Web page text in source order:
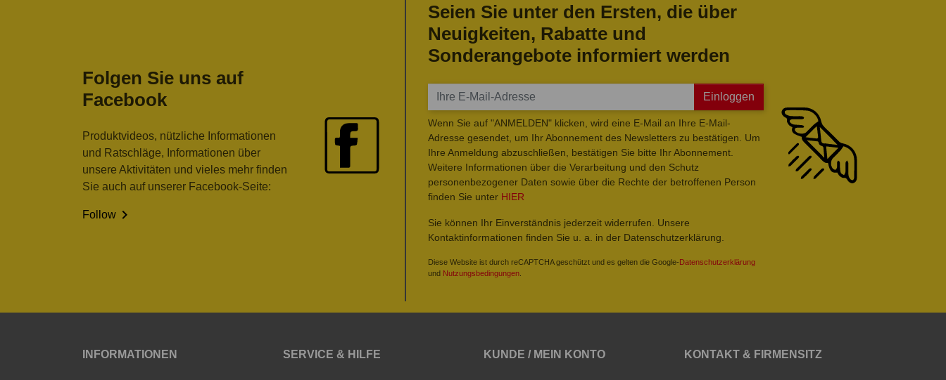
Folgen Sie uns auf
Facebook
Produktvideos, nützliche Informationen
und Ratschläge, Informationen über
unsere Aktivitäten und vieles mehr finden
Sie auch auf unserer Facebook-Seite:
Follow 
Seien Sie unter den Ersten, die über
Neuigkeiten, Rabatte und
Sonderangebote informiert werden
Einloggen
Wenn Sie auf "ANMELDEN" klicken, wird eine E-Mail an Ihre E-Mail-
Adresse gesendet, um Ihr Abonnement des Newsletters zu bestätigen. Um
Ihre Anmeldung abzuschließen, bestätigen Sie bitte Ihr Abonnement.
Weitere Informationen über die Verarbeitung und den Schutz
personenbezogener Daten sowie über die Rechte der betroffenen Person
finden Sie unter HIER
Sie können Ihr Einverständnis jederzeit widerrufen. Unsere
Kontaktinformationen finden Sie u. a. in der Datenschutzerklärung.
Diese Website ist durch reCAPTCHA geschützt und es gelten die Google-Datenschutzerklärung
und Nutzungsbedingungen
INFORMATIONEN SERVICE & HILFE KUNDE / MEIN KONTO KONTAKT & FIRMENSITZ